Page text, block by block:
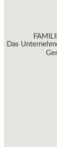
Das